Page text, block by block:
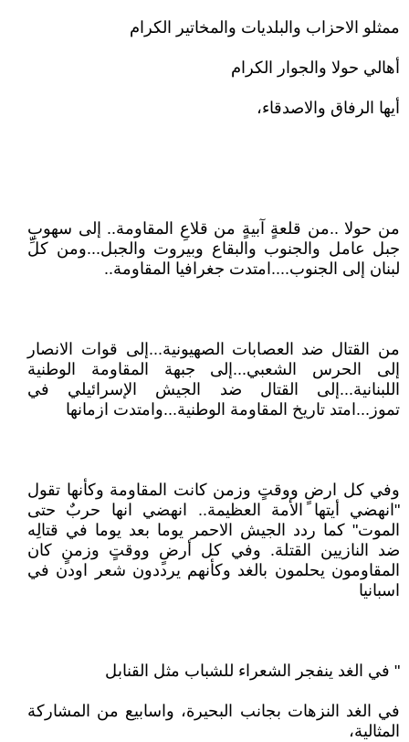
ممثلو الاحزاب والبلديات والمخاتير الكرام
أهالي حولا والجوار الكرام
أيها الرفاق والاصدقاء،
من حولا ..من قلعةٍ آبيةٍ من قلاعِ المقاومة.. إلى سهوبِ
جبل عامل والجنوب والبقاع وبيروت والجبل...ومن كلِّ
لبنان إلى الجنوب....امتدت جغرافيا المقاومة..
من القتال ضد العصابات الصهيونية...إلى قوات الانصار
إلى الحرس الشعبي...إلى جبهة المقاومة الوطنية
اللبنانية...إلى القتال ضد الجيش الإسرائيلي في
تموز...امتد تاريخ المقاومة الوطنية...وامتدت ازمانها
وفي كل ارضٍ ووقتٍ وزمن كانت المقاومة وكأنها تقول
"انهضي أيتها الأمة العظيمة.. انهضي انها حربٌ حتى
الموت" كما ردد الجيش الاحمر يوما بعد يوما في قتالِه
ضد النازيين القتلة. وفي كل أرضٍ ووقتٍ وزمنٍ كان
المقاومون يحلمون بالغد وكأنهم يرددون شعر اودن في
اسبانيا
" في الغد ينفجر الشعراء للشباب مثل القنابل
في الغد النزهات بجانب البحيرة، واسابيع من المشاركة
المثالية،